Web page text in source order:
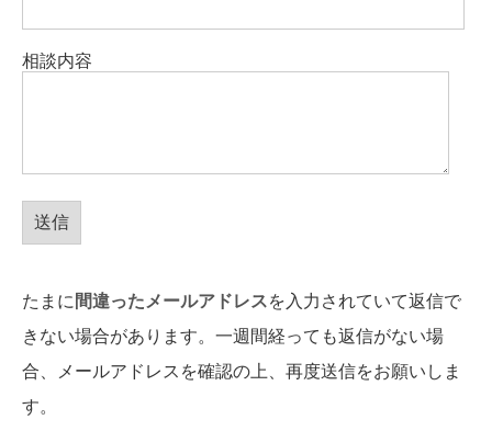
相談内容
たまに 間違ったメールアドレスを入力されていて返信で
きない場合があります。一週間経っても返信がない場
合、メールアドレスを確認の上、再度送信をお願いしま
す。